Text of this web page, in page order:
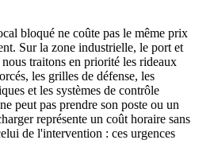
bloqué ne coûte pas le même prix
Sur la zone industrielle, le port et
traitons en priorité les rideaux
les grilles de défense, les
et les systèmes de contrôle
peut pas prendre son poste ou un
représente un coût horaire sans
de l'intervention : ces urgences